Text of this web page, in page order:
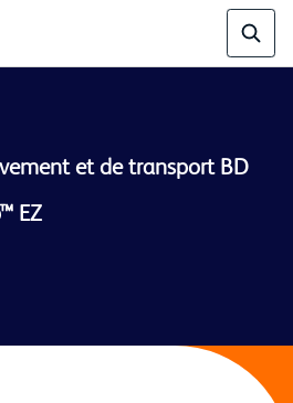
et de transport BD
EZ